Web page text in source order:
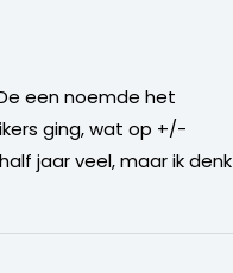
een noemde het
ging, wat op +/-
jaar veel, maar ik denk